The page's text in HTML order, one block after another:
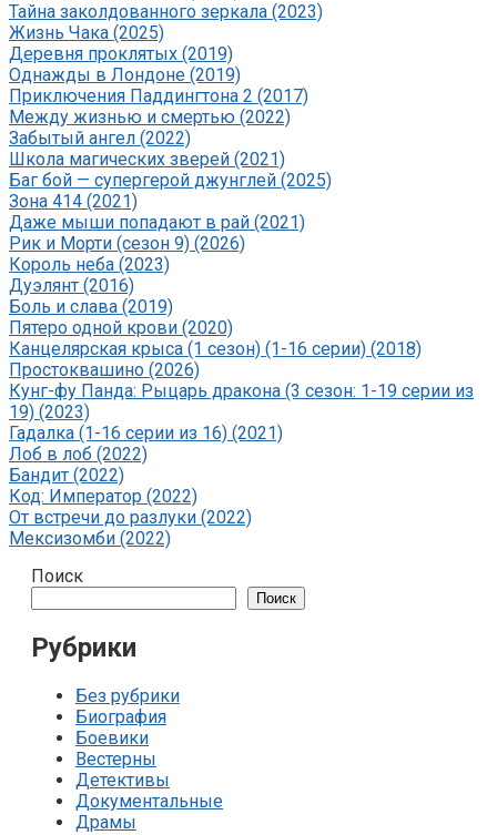
Тайна заколдованного зеркала (2023)
Жизнь Чака (2025)
Деревня проклятых (2019)
Однажды в Лондоне (2019)
Приключения Паддингтона 2 (2017)
Между жизнью и смертью (2022)
Забытый ангел (2022)
Школа магических зверей (2021)
Баг бой — супергерой джунглей (2025)
Зона 414 (2021)
Даже мыши попадают в рай (2021)
Рик и Морти (сезон 9) (2026)
Король неба (2023)
Дуэлянт (2016)
Боль и слава (2019)
Пятеро одной крови (2020)
Канцелярская крыса (1 сезон) (1-16 серии) (2018)
Простоквашино (2026)
Кунг-фу Панда: Рыцарь дракона (3 сезон: 1-19 серии из
19) (2023)
Гадалка (1-16 серии из 16) (2021)
Лоб в лоб (2022)
Бандит (2022)
Код: Император (2022)
От встречи до разлуки (2022)
Мексизомби (2022)
Поиск
Поиск
Рубрики
Без рубрики
Биография
Боевики
Вестерны
Детективы
Документальные
Драмы